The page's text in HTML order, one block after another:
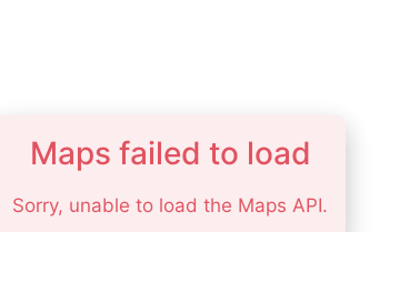
Maps failed to load
Sorry, unable to load the Maps API.